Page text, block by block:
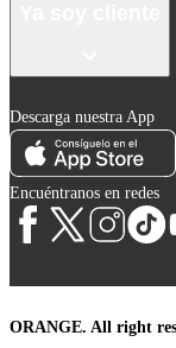
Descarga nuestra App
Encuéntranos en redes
ORANGE. All right